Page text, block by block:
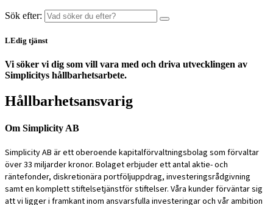
Sök efter:
LEdig tjänst
Vi söker vi dig som vill vara med och driva utvecklingen av
Simplicitys hållbarhetsarbete.
Hållbarhetsansvarig
Om Simplicity AB
Simplicity AB är ett oberoende kapitalförvaltningsbolag som förvaltar
över 33 miljarder kronor. Bolaget erbjuder ett antal aktie- och
räntefonder, diskretionära portföljuppdrag, investeringsrådgivning
samt en komplett stiftelsetjänstför stiftelser. Våra kunder förväntar sig
att vi ligger i framkant inom ansvarsfulla investeringar och vår ambition